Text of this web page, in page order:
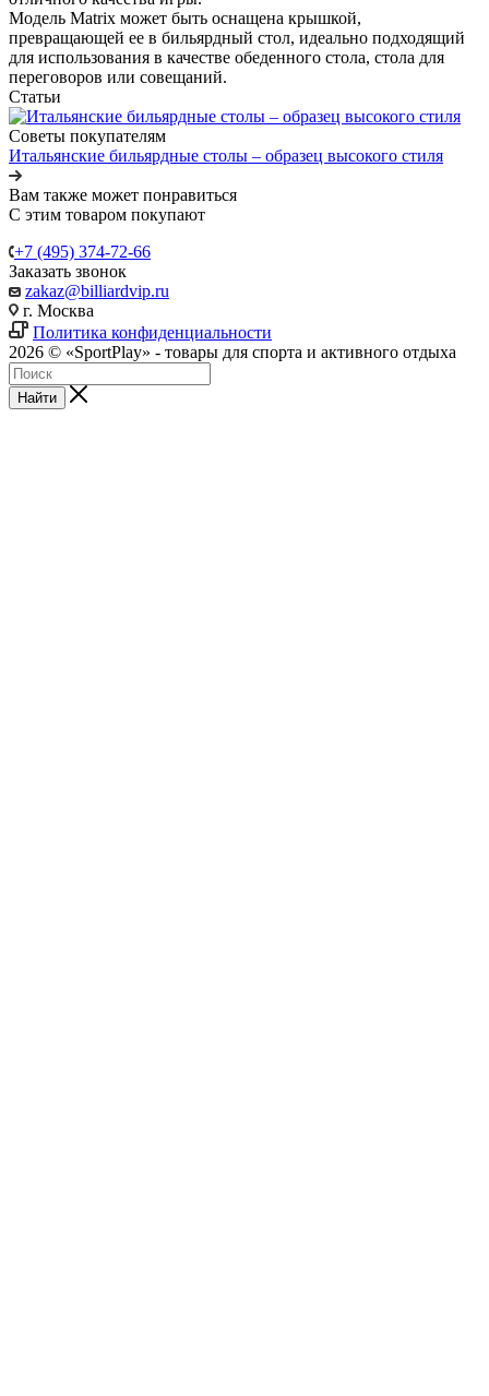
Модель Matrix может быть оснащена крышкой,
превращающей ее в бильярдный стол, идеально подходящий
для использования в качестве обеденного стола, стола для
переговоров или совещаний.
Статьи
Советы покупателям
Итальянские бильярдные столы – образец высокого стиля
Вам также может понравиться
С этим товаром покупают
+7 (495) 374-72-66
Заказать звонок
zakaz@billiardvip.ru
г. Москва
Политика конфиденциальности
2026 © «SportPlay» - товары для спорта и активного отдыха
Найти